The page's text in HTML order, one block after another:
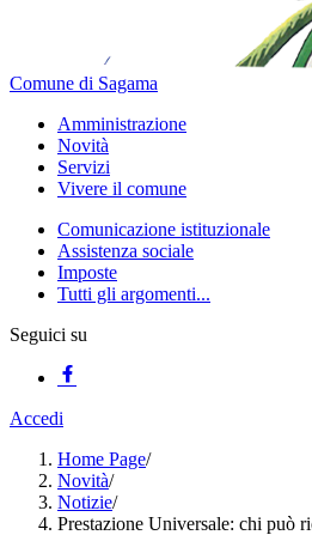
Comune di Sagama
Amministrazione
Novità
Servizi
Vivere il comune
Comunicazione istituzionale
Assistenza sociale
Imposte
Tutti gli argomenti...
Seguici su
Accedi
Home Page/
Novità/
Notizie/
Prestazione Universale: chi può